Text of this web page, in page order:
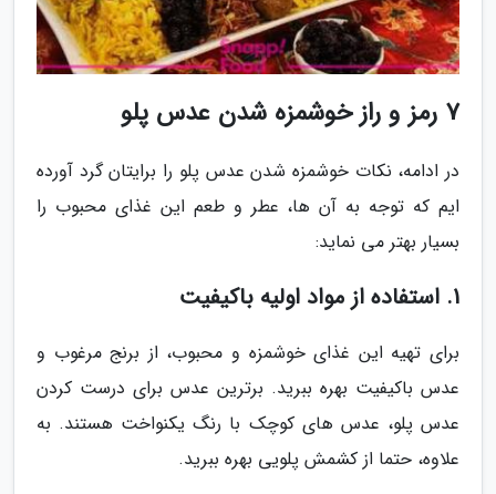
7 رمز و راز خوشمزه شدن عدس پلو
در ادامه، نکات خوشمزه شدن عدس پلو را برایتان گرد آورده
ایم که توجه به آن ها، عطر و طعم این غذای محبوب را
بسیار بهتر می نماید:
1. استفاده از مواد اولیه باکیفیت
برای تهیه این غذای خوشمزه و محبوب، از برنج مرغوب و
عدس باکیفیت بهره ببرید. برترین عدس برای درست کردن
عدس پلو، عدس های کوچک با رنگ یکنواخت هستند. به
علاوه، حتما از کشمش پلویی بهره ببرید.